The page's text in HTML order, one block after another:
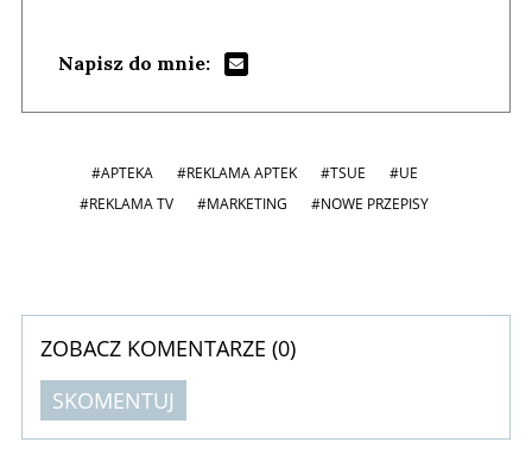
Napisz do mnie:
#APTEKA #REKLAMA APTEK #TSUE
#UE
#REKLAMA TV
#MARKETING #NOWE PRZEPISY
ZOBACZ KOMENTARZE (0)
SKOMENTUJ